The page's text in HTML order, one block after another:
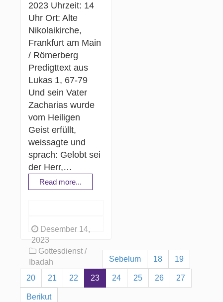
2023 Uhrzeit: 14
Uhr Ort: Alte
Nikolaikirche,
Frankfurt am Main
/ Römerberg
Predigttext aus
Lukas 1, 67-79
Und sein Vater
Zacharias wurde
vom Heiligen
Geist erfüllt,
weissagte und
sprach: Gelobt sei
der Herr,…
Read more...
Desember 14,
2023
Gottesdienst /
Ibadah
Sebelum 18 19
20 21 22 23 24 25 26 27
Berikut